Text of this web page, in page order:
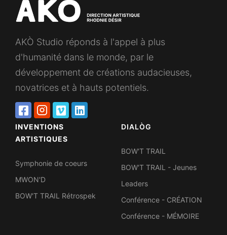
AKÒ Studio réponds à l'appel à plus
d'humanité dans le monde, par le
développement de créations audacieuses,
novatrices et à hauts potentiels.
INVENTIONS
ARTISTIQUES
Symphonie de coeurs
MWON'D
BOW'T TRAIL Rétrospek
DIALÒG
BOW'T TRAIL
BOW'T TRAIL - Jeunes
Leaders
Conférence - CRÉATION
Conférence - MÉMOIRE